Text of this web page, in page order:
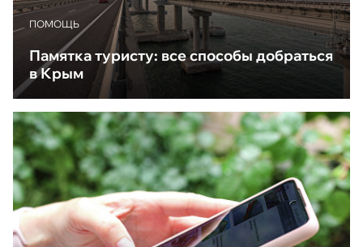
ПОМОЩЬ
Памятка туристу: все способы добраться
в Крым